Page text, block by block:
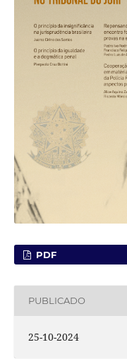
PDF
PUBLICADO
25-10-2024